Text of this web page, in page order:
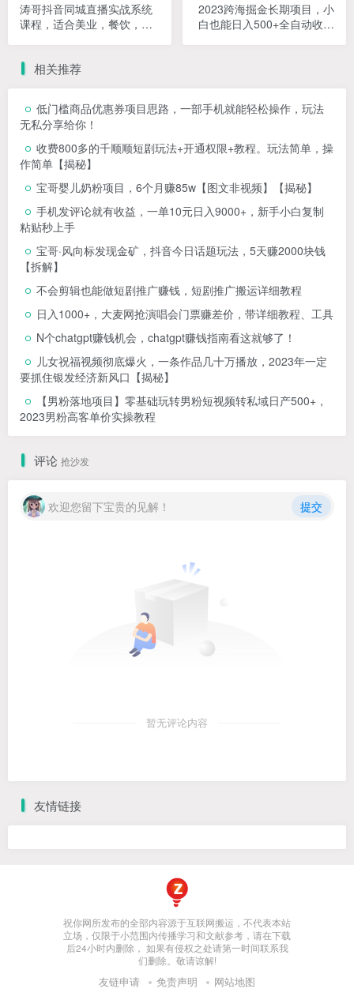
涛哥抖音同城直播实战系统
课程，适合美业，餐饮，舞
2023跨海掘金长期项目，小
白也能日入500+全自动收款
相关推荐
低门槛商品优惠券项目思路，一部手机就能轻松操作，玩法
无私分享给你！
收费800多的千顺顺短剧玩法+开通权限+教程。玩法简单，操
作简单【揭秘】
宝哥婴儿奶粉项目，6个月赚85w【图文非视频】【揭秘】
手机发评论就有收益，一单10元日入9000+，新手小白复制
粘贴秒上手
宝哥·风向标发现金矿，抖音今日话题玩法，5天赚2000块钱
【拆解】
不会剪辑也能做短剧推广赚钱，短剧推广搬运详细教程
日入1000+，大麦网抢演唱会门票赚差价，带详细教程、工具
N个chatgpt赚钱机会，chatgpt赚钱指南看这就够了！
儿女祝福视频彻底爆火，一条作品几十万播放，2023年一定
要抓住银发经济新风口【揭秘】
【男粉落地项目】零基础玩转男粉短视频转私域日产500+，
2023男粉高客单价实操教程
评论 抢沙发
欢迎您留下宝贵的见解！ 提交
暂无评论内容
友情链接
祝你网所发布的全部内容源于互联网搬运，不代表本站
立场，仅限于小范围内传播学习和文献参考，请在下载
后24小时内删除， 如果有侵权之处请第一时间联系我
们删除。敬请谅解!
友链申请 免责声明 网站地图